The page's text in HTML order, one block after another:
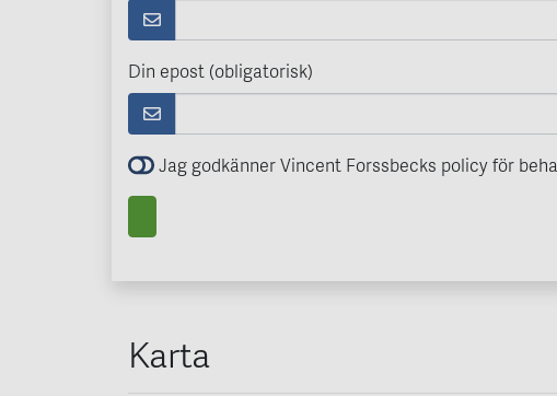
Din epost (obligatorisk)
Jag godkänner Vincent Forssbecks policy för
Karta